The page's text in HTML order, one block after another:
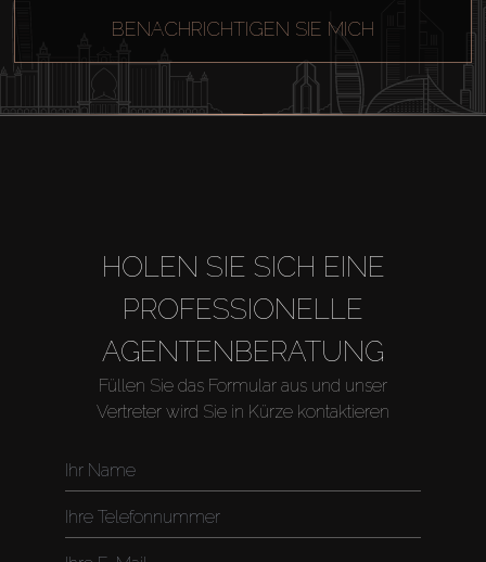
BENACHRICHTIGEN SIE MICH
HOLEN SIE SICH EINE
PROFESSIONELLE
AGENTENBERATUNG
Füllen Sie das Formular aus und unser
Vertreter wird Sie in Kürze kontaktieren